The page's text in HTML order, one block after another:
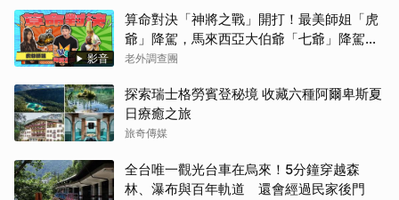
影音
算命對決「神將之戰」開打！最美師姐「虎
爺」降駕，馬來西亞大伯爺「七爺」降駕。
當虎爺對上七爺，神明之間的較量究竟誰會
老外調查團
探索瑞士格勞賓登秘境 收藏六種阿爾卑斯夏
日療癒之旅
旅奇傳媒
全台唯一觀光台車在烏來！5分鐘穿越森
林、瀑布與百年軌道 還會經過民家後門